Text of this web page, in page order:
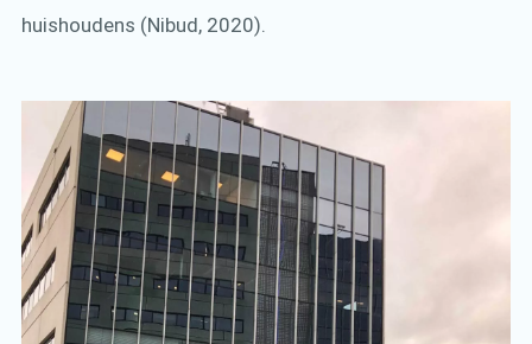
huishoudens (Nibud, 2020).